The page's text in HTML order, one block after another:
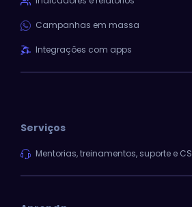
Campanhas em massa
Integrações com apps
Serviços
Mentorias, treinamentos, suporte e CS